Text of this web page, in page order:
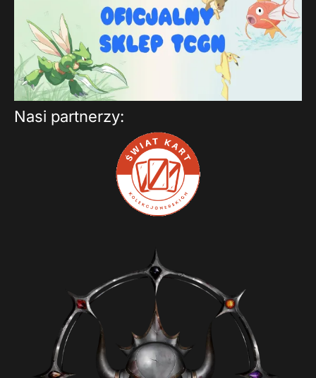
Nasi partnerzy: